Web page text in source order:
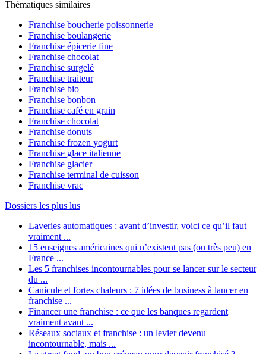
Thématiques similaires
Franchise boucherie poissonnerie
Franchise boulangerie
Franchise épicerie fine
Franchise chocolat
Franchise surgelé
Franchise traiteur
Franchise bio
Franchise bonbon
Franchise café en grain
Franchise chocolat
Franchise donuts
Franchise frozen yogurt
Franchise glace italienne
Franchise glacier
Franchise terminal de cuisson
Franchise vrac
Dossiers les plus lus
Laveries automatiques : avant d’investir, voici ce qu’il faut
vraiment ...
15 enseignes américaines qui n’existent pas (ou très peu) en
France ...
Les 5 franchises incontournables pour se lancer sur le secteur
du ...
Canicule et fortes chaleurs : 7 idées de business à lancer en
franchise ...
Financer une franchise : ce que les banques regardent
vraiment avant ...
Réseaux sociaux et franchise : un levier devenu
incontournable, mais ...